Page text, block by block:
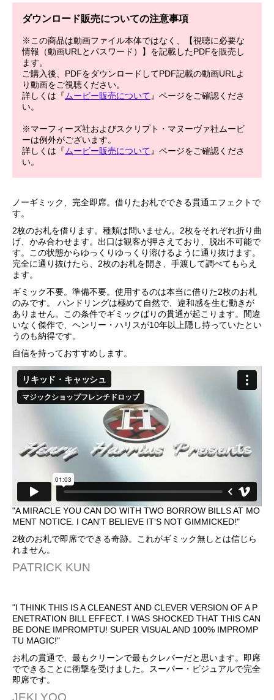
ダウンロード販売についての注意事項
※この商品は動画ファイル本体ではなく、【視聴に必要な
情報（動画URLとパスワード）】を記載したPDFを販売し
ます。
ご購入後、PDFをダウンロードしてPDF記載の動画URLよ
り動画をご視聴ください。
詳しくは『 ムービー販売について 』ページをご確認くださ
い。
※マーフィーズ社およびスクリプト・マヌーヴァ社ムービ
ーは例外がございます。
詳しくは『 ムービー販売について 』ページをご確認くださ
い。
ノーギミック、完全即席。借りたお札でできる貫通エフェクトで
す。
2枚のお札を借ります。種類は問いません。2枚をそれぞれ折り曲
げ、かみ合わせます。出口は観客が押さえており、脱出不可能で
す。この状態からゆっくりゆっくり溶けるように通り抜けます。
完全に通り抜けたら、2枚のお札を開き、手渡して調べてもらえ
ます。
ギミック不要。準備不要。使用するのは本当に借りた2枚のお札
のみです。 ハンドリングは極めて自然で、違和感を生む動きが
ありません。この条件でギミックばりの貫通が起こります。間違
いなく傑作で、ヘンリー・ハリスが10年以上隠し持っていたとい
うのも納得です。
自信を持っておすすめします。
"A MIRACLE YOU CAN DO WITH TWO BORROW BILLS AT MO
MENT NOTICE. I CAN'T BELIEVE IT'S NOT GIMMICKED!"
2枚のお札で即席でできる奇跡。これがギミック無しとは信じら
れません。
PATRICK KUN
"I THINK THIS IS A CLEANEST AND CLEVER VERSION OF A P
ENETRATION BILL EFFECT. I WAS SHOCKED THAT THIS CAN
BE DONE IMPROMPTU! SUPER VISUAL AND 100% IMPROMP
TU MAGIC!"
お札の貫通で、最もクリーンで最もクレバーだと思います。即席
でできることに衝撃を受けました。スーパー・ビジュアルで完全
即席です。